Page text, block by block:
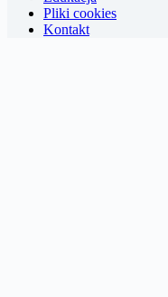
Pliki cookies
Kontakt